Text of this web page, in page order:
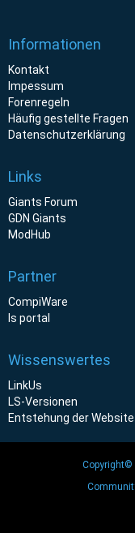
Informationen
Kontakt
Impessum
Forenregeln
Häufig gestellte Fragen
Datenschutzerklärung
Links
Giants Forum
GDN Giants
ModHub
Partner
CompiWare
ls portal
Wissenswertes
LinkUs
LS-Versionen
Entstehung der Website
Copyright©